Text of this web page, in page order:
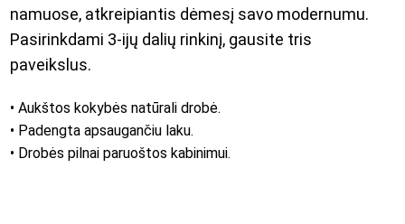
namuose, atkreipiantis dėmesį savo modernumu.
Pasirinkdami 3-ijų dalių rinkinį, gausite tris
paveikslus.
• Aukštos kokybės natūrali drobė.
• Padengta apsaugančiu laku.
• Drobės pilnai paruoštos kabinimui.